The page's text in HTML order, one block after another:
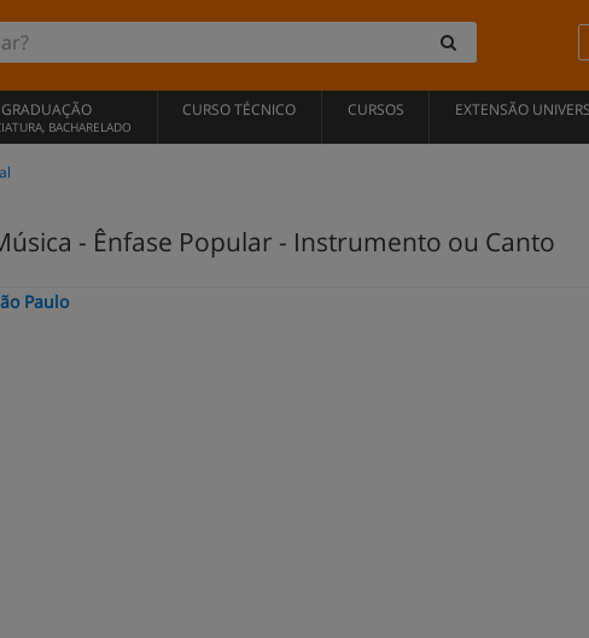
GRADUAÇÃO
BACHARELADO
CURSO TÉCNICO CURSOS EXTENSÃO
- Ênfase Popular - Instrumento ou Canto
Paulo